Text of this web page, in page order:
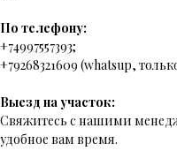
По телефону:
+74997557393;
+79268321609 (whatsup,
Выезд на участок:
Свяжитесь с нашими
удобное вам время.